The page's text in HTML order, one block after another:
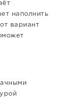
наполнить
вариант